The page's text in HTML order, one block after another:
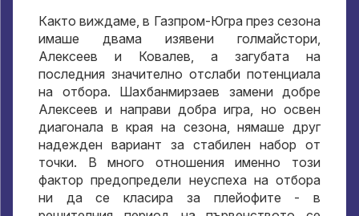
Както виждаме, в Газпром-Югра през сезона
имаше двама изявени голмайстори,
Алексеев и Ковалев, а загубата на
последния значително отслаби потенциала
на отбора. Шахбанмирзаев замени добре
Алексеев и направи добра игра, но освен
диагонала в края на сезона, нямаше друг
надежден вариант за стабилен набор от
точки. В много отношения именно този
фактор предопредели неуспеха на отбора
ни да се класира за плейофите - в